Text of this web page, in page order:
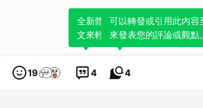
19 4
全新體驗！一鍵引用此內容，
文來輕鬆表達個人立場。
4
可以轉發或引用此內容
來發表您的評論或觀點。